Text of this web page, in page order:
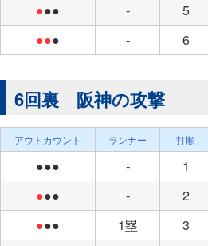
●●● - 5
●●● - 6
6回裏 阪神の攻撃
アウトカウント ランナー 打順
●●● - 1
●●● - 2
●●● 1塁 3